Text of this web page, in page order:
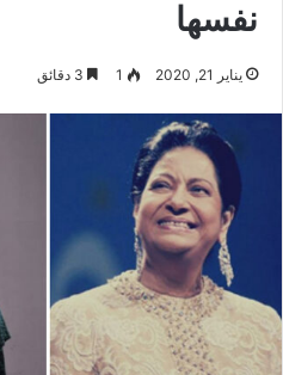
نفسها
يناير 21, 2020 1